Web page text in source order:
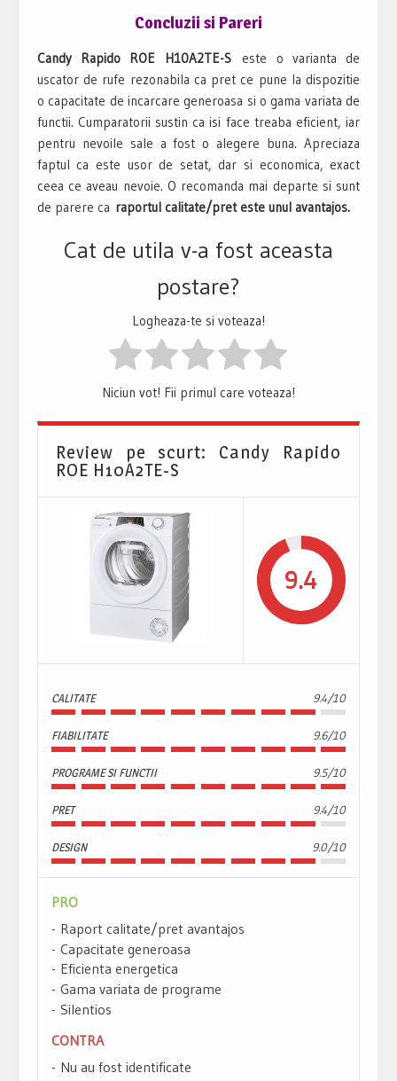
Concluzii si Pareri
Candy Rapido ROE H10A2TE-S este o varianta de
uscator de rufe rezonabila ca pret ce pune la dispozitie
o capacitate de incarcare generoasa si o gama variata de
functii. Cumparatorii sustin ca isi face treaba eficient, iar
pentru nevoile sale a fost o alegere buna. Apreciaza
faptul ca este usor de setat, dar si economica, exact
ceea ce aveau nevoie. O recomanda mai departe si sunt
de parere ca raportul calitate/pret este unul avantajos.
Cat de utila v-a fost aceasta
postare?
Logheaza-te si voteaza!
Niciun vot! Fii primul care voteaza!
Review pe scurt: Candy Rapido
ROE H10A2TE-S
9.4
CALITATE 9.4/10
FIABILITATE 9.6/10
PROGRAME SI FUNCTII 9.5/10
PRET 9.4/10
DESIGN 9.0/10
PRO
Raport calitate/pret avantajos
Capacitate generoasa
Eficienta energetica
Gama variata de programe
Silentios
CONTRA
Nu au fost identificate